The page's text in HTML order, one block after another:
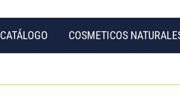
CATÁLOGO COSMETICOS